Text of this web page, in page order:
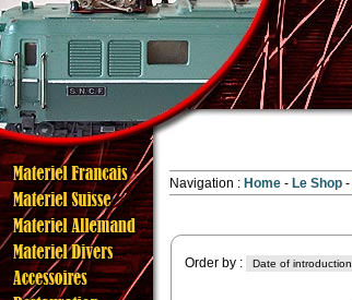
Navigation : Home Le Shop
Order by :